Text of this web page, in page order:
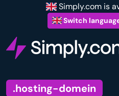
Simply.com is
Switch
.hosting-domein